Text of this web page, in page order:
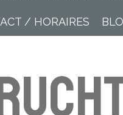
/ HORAIRES